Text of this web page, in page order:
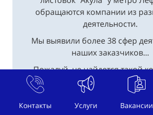
Контакты Услуги Вакансии
В рекламное агентство по
листовок "Акула" у метро
обращаются компании из
деятельности.
Мы выявили более 38 сфер
наших заказчиков...
Пожалуй, не найдется такой
услуги по распространению